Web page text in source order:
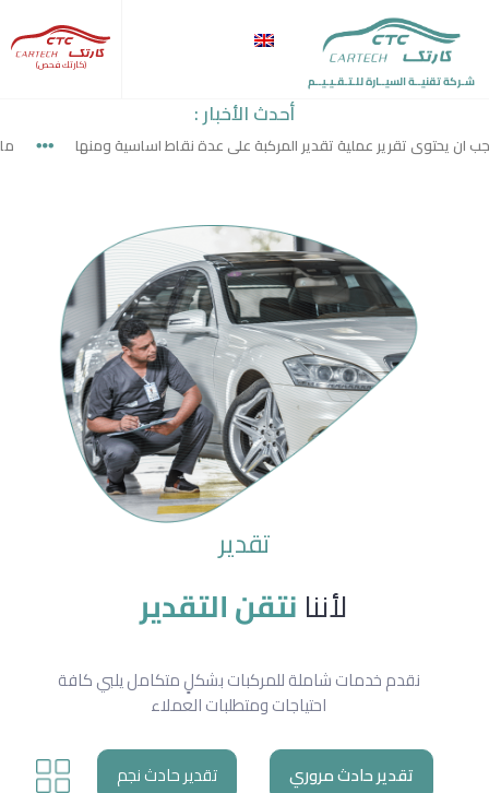
شـركة تقنيــة السيــارة للـتـقـيـيــم
(كارتك فحص)
أحدث الأخبار :
تقرير عملية تقدير المركبة على عدة نقاط اساسية ومنها ما هي
لأننا نتقن التقدير
نقدم خدمات شاملة للمركبات بشكلٍ متكامل يلبي كافة
احتياجات ومتطلبات العملاء
تقدير حادث مروري تقدير حادث نجم
تقدير